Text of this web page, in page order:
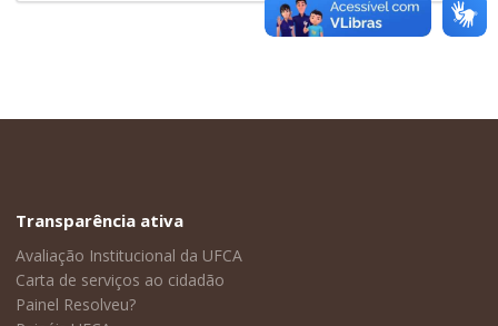
Transparência ativa
Avaliação Institucional da UFCA
Carta de serviços ao cidadão
Painel Resolveu?